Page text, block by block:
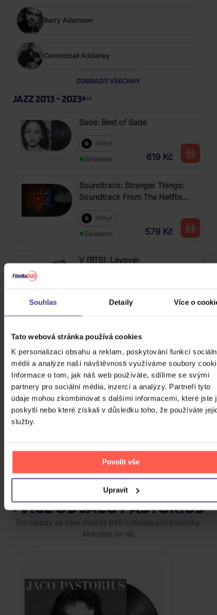
Souhlas Detaily Více o
Tato webová stránka používá cookies
K personalizaci obsahu a reklam, poskytování funkcí
médií a analýze naší návštěvnosti využíváme soubory
Informace o tom, jak náš web používáte, sdílíme se svými
partnery pro sociální média, inzerci a analýzy. Partneři tyto
údaje mohou zkombinovat s dalšími informacemi, které jste
poskytli nebo které získali v důsledku toho, že používáte
služby.
Povolit vše
Upravit
Barry Adamson
Cannonball Adderley
ZOBRAZIT VŠECHNY
JAZZ 2013 - 2023
Sade: Best of Sade
2Vinyl
Skladem 619 Kč
Soundtrack: Stranger Things:
Soundtrack From The Netflix
2Vinyl
Skladem 579 Kč
V (BTS): Layover
Nedostupné
Hegerová Hana - Zlatá kolekce
1957-2010 box
3CD
Nedostupné 349 Kč
Soundtrack: Stranger Things:
Skladem
ZOBRAZIT VŠECHNY
VÍCE OD JACO PASTORIUS
Do nálady se vám možná trefí i následující kusovky.
Mrkněte na ně.